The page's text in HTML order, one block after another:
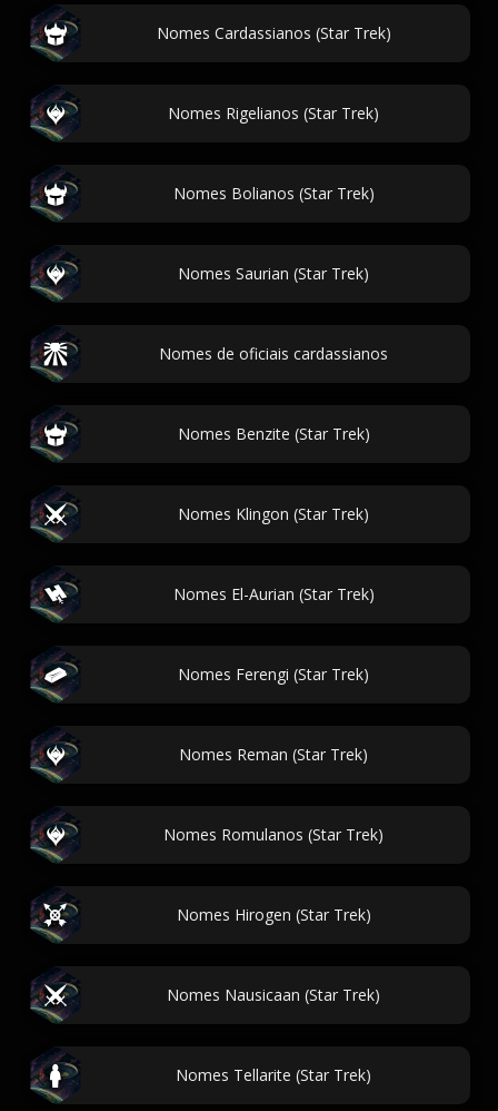
Nomes Cardassianos (Star Trek)
Nomes Rigelianos (Star Trek)
Nomes Bolianos (Star Trek)
Nomes Saurian (Star Trek)
Nomes de oficiais cardassianos
Nomes Benzite (Star Trek)
Nomes Klingon (Star Trek)
Nomes El-Aurian (Star Trek)
Nomes Ferengi (Star Trek)
Nomes Reman (Star Trek)
Nomes Romulanos (Star Trek)
Nomes Hirogen (Star Trek)
Nomes Nausicaan (Star Trek)
Nomes Tellarite (Star Trek)